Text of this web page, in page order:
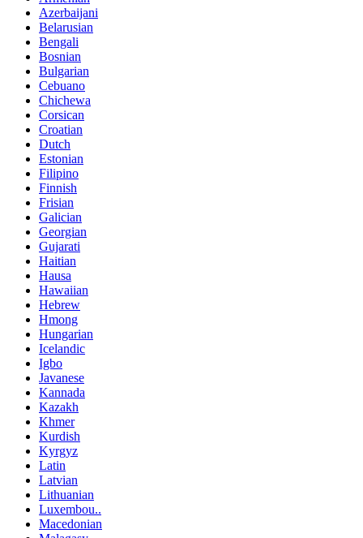
Azerbaijani
Belarusian
Bengali
Bosnian
Bulgarian
Cebuano
Chichewa
Corsican
Croatian
Dutch
Estonian
Filipino
Finnish
Frisian
Galician
Georgian
Gujarati
Haitian
Hausa
Hawaiian
Hebrew
Hmong
Hungarian
Icelandic
Igbo
Javanese
Kannada
Kazakh
Khmer
Kurdish
Kyrgyz
Latin
Latvian
Lithuanian
Luxembou..
Macedonian